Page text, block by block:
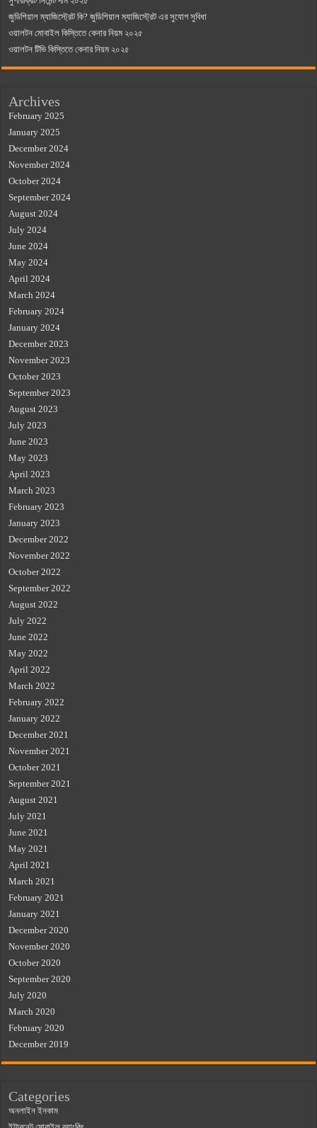
জুডিশিয়াল ম্যাজিস্ট্রেট কি? জুডিশিয়াল ম্যাজিস্ট্রেট এর সুযোগ সুবিধা
ওয়ালটন মোবাইল কিস্তিতে কেনার নিয়ম ২০২৫
ওয়ালটন টিভি কিস্তিতে কেনার নিয়ম ২০২৫
Archives
February 2025
January 2025
December 2024
November 2024
October 2024
September 2024
August 2024
July 2024
June 2024
May 2024
April 2024
March 2024
February 2024
January 2024
December 2023
November 2023
October 2023
September 2023
August 2023
July 2023
June 2023
May 2023
April 2023
March 2023
February 2023
January 2023
December 2022
November 2022
October 2022
September 2022
August 2022
July 2022
June 2022
May 2022
April 2022
March 2022
February 2022
January 2022
December 2021
November 2021
October 2021
September 2021
August 2021
July 2021
June 2021
May 2021
April 2021
March 2021
February 2021
January 2021
December 2020
November 2020
October 2020
September 2020
July 2020
March 2020
February 2020
December 2019
Categories
অনলাইন ইনকাম